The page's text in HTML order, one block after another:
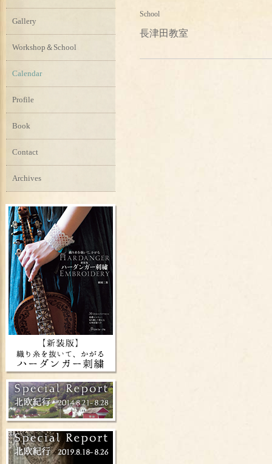
School
長津田教室
Gallery
Workshop＆School
Calendar
Profile
Book
Contact
Archives